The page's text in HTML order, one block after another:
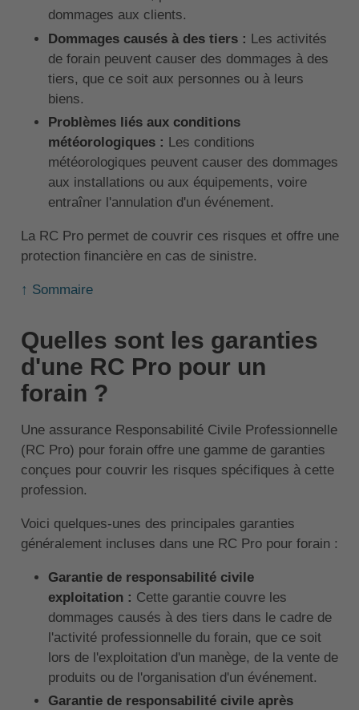
dommages aux clients.
Dommages causés à des tiers : Les activités
de forain peuvent causer des dommages à des
tiers, que ce soit aux personnes ou à leurs
biens.
Problèmes liés aux conditions
météorologiques : Les conditions
météorologiques peuvent causer des dommages
aux installations ou aux équipements, voire
entraîner l'annulation d'un événement.
La RC Pro permet de couvrir ces risques et offre une
protection financière en cas de sinistre.
↑ Sommaire
Quelles sont les garanties
d'une RC Pro pour un
forain ?
Une assurance Responsabilité Civile Professionnelle
(RC Pro) pour forain offre une gamme de garanties
conçues pour couvrir les risques spécifiques à cette
profession.
Voici quelques-unes des principales garanties
généralement incluses dans une RC Pro pour forain :
Garantie de responsabilité civile
exploitation : Cette garantie couvre les
dommages causés à des tiers dans le cadre de
l'activité professionnelle du forain, que ce soit
lors de l'exploitation d'un manège, de la vente de
produits ou de l'organisation d'un événement.
Garantie de responsabilité civile après